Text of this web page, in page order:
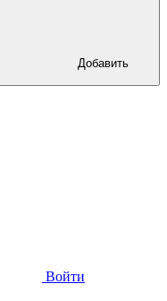
Добавить
Войти